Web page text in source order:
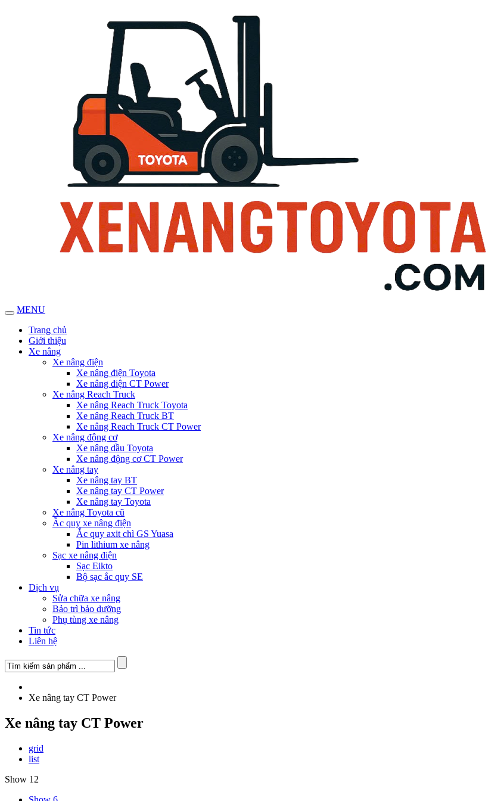
MENU
Trang chủ
Giới thiệu
Xe nâng
Xe nâng điện
Xe nâng điện Toyota
Xe nâng điện CT Power
Xe nâng Reach Truck
Xe nâng Reach Truck Toyota
Xe nâng Reach Truck BT
Xe nâng Reach Truck CT Power
Xe nâng động cơ
Xe nâng dầu Toyota
Xe nâng động cơ CT Power
Xe nâng tay
Xe nâng tay BT
Xe nâng tay CT Power
Xe nâng tay Toyota
Xe nâng Toyota cũ
Ắc quy xe nâng điện
Ắc quy axit chì GS Yuasa
Pin lithium xe nâng
Sạc xe nâng điện
Sạc Eikto
Bộ sạc ắc quy SE
Dịch vụ
Sửa chữa xe nâng
Bảo trì bảo dưỡng
Phụ tùng xe nâng
Tin tức
Liên hệ
Xe nâng tay CT Power
Xe nâng tay CT Power
grid
list
Show 12